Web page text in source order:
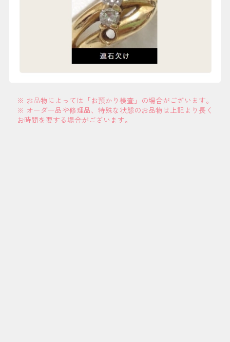
※ お品物によっては「お預かり検査」の場合がございます。
※ オーダー品や修理品、特殊な状態のお品物は上記より長く
お時間を要する場合がございます。